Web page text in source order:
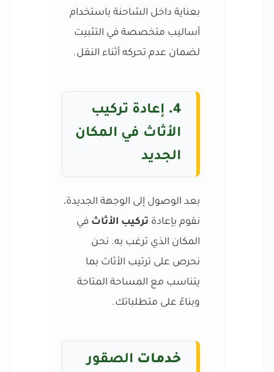
بعناية داخل الشاحنة باستخدام
أساليب متخصصة في التثبيت
لضمان عدم تحركه أثناء النقل.
4.
إعادة تركيب
الأثاث في المكان
الجديد
بعد الوصول إلى الوجهة الجديدة،
نقوم بإعادة تركيب الأثاث في
المكان الذي ترغب به. نحن
نحرص على ترتيب الأثاث بما
يتناسب مع المساحة المتاحة
وبناءً على متطلباتك.
خدمات الصقور